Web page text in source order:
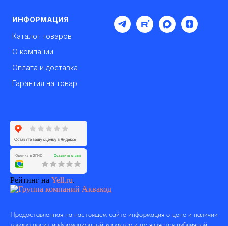
ИНФОРМАЦИЯ
Каталог товаров
О компании
Оплата и доставка
Гарантия на товар
Рейтинг на Yell.ru.
Предоставленная на настоящем сайте информация о цене и наличии